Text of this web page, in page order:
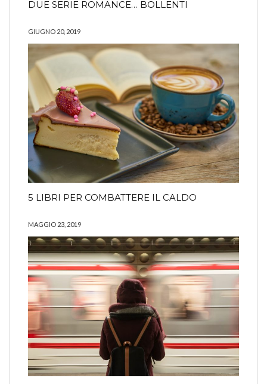
DUE SERIE ROMANCE… BOLLENTI
GIUGNO 20, 2019
5 LIBRI PER COMBATTERE IL CALDO
MAGGIO 23, 2019